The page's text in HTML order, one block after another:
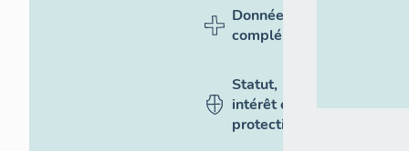
Données
complémentaires
Statut,
intérêt et
protection